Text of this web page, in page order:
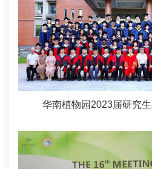
华南植物园2023届研究